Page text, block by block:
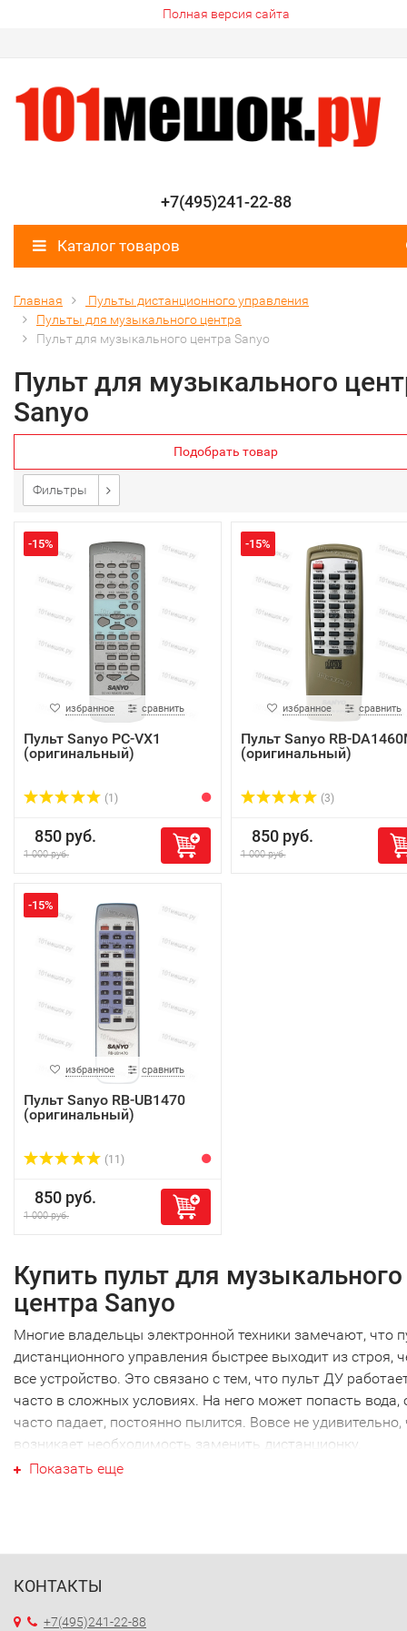
Полная версия сайта
+7(495)241-22-88
Каталог товаров
Главная
Пульты дистанционного управления
Пульты для музыкального центра
Пульт для музыкального центра Sanyo
Пульт для музыкального
Sanyo
Подобрать товар
Фильтры
-15%
избранное сравнить
Пульт Sanyo PC-VX1
(оригинальный)
(1)
850 руб.
1 000 руб.
-15%
избранное сравнить
Пульт Sanyo RB-
(оригинальный)
(3)
850 руб.
1 000 руб.
-15%
избранное сравнить
Пульт Sanyo RB-UB1470
(оригинальный)
(11)
850 руб.
1 000 руб.
Купить пульт для музыкального
центра Sanyo
Многие владельцы электронной техники замечают, что
дистанционного управления быстрее выходит из строя,
все устройство. Это связано с тем, что пульт ДУ
часто в сложных условиях. На него может попасть вода,
часто падает, постоянно пылится. Вовсе не удивительно,
возникает необходимость заменить дистанционку.
Ваш пульт для музыкального
именно этой марки. Перед тем как купить пульт для
музыкального центра Sanyo, необходимо точно
Показать еще
КОНТАКТЫ
+7(495)241-22-88